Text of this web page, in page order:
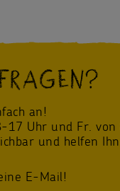
an!
17 Uhr und Fr.
und helfen
E-Mail!